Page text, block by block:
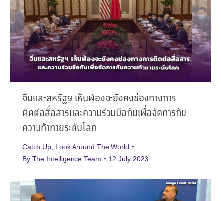
จีนและสหรัฐฯ เห็นพ้องจะยังคงช่องทางการ
ติดต่อสื่อสารและความร่วมมือกันเพื่อจัดการกับ
ความท้าทายระดับโลก
Catch Up Look Around The World
By The Intelligence Team 12 July 2023